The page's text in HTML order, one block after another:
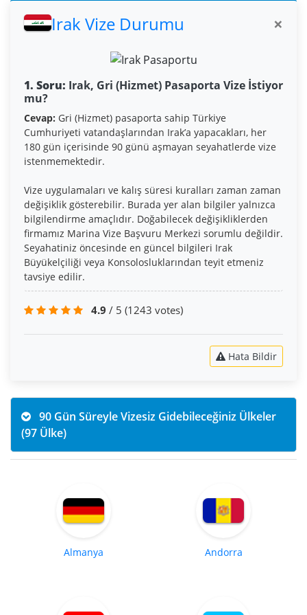
Irak Vize Durumu ×
1. Soru: Irak, Gri (Hizmet) Pasaporta Vize İstiyor
mu?
Cevap: Gri (Hizmet) pasaporta sahip Türkiye
Cumhuriyeti vatandaşlarından Irak’a yapacakları, her
180 gün içerisinde 90 günü aşmayan seyahatlerde vize
istenmemektedir.
Vize uygulamaları ve kalış süresi kuralları zaman zaman
değişiklik gösterebilir. Burada yer alan bilgiler yalnızca
bilgilendirme amaçlıdır. Doğabilecek değişikliklerden
firmamız Marina Vize Başvuru Merkezi sorumlu değildir.
Seyahatiniz öncesinde en güncel bilgileri Irak
Büyükelçiliği veya Konsolosluklarından teyit etmeniz
tavsiye edilir.
4.9 / 5 (1243 votes)
Hata Bildir
(97 Ülke)
Almanya Andorra